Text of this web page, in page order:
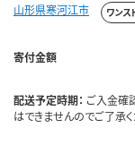
山形県寒河江市 ワンス
寄付金額
配送予定時期： ご入金確
はできませんのでご了承く